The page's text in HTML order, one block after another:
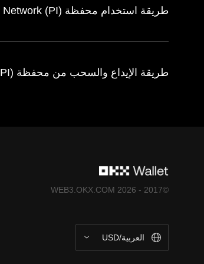
طريقة استخدام محفظة Pi Network (PI)
طريقة الإيداع والسحب من محفظة Pi Network (PI)
©2017 - 2026 WEB3.OKX.COM
العربية/USD